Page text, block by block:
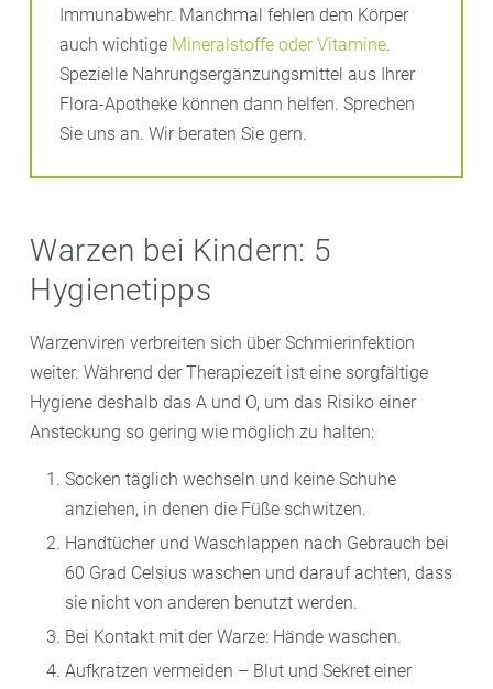
Immunabwehr. Manchmal fehlen dem Körper
auch wichtige Mineralstoffe oder Vitamine.
Spezielle Nahrungsergänzungsmittel aus Ihrer
Flora-Apotheke können dann helfen. Sprechen
Sie uns an. Wir beraten Sie gern.
Warzen bei Kindern: 5
Hygienetipps
Warzenviren verbreiten sich über Schmierinfektion
weiter. Während der Therapiezeit ist eine sorgfältige
Hygiene deshalb das A und O, um das Risiko einer
Ansteckung so gering wie möglich zu halten:
Socken täglich wechseln und keine Schuhe
anziehen, in denen die Füße schwitzen.
Handtücher und Waschlappen nach Gebrauch bei
60 Grad Celsius waschen und darauf achten, dass
sie nicht von anderen benutzt werden.
Bei Kontakt mit der Warze: Hände waschen.
Aufkratzen vermeiden – Blut und Sekret einer